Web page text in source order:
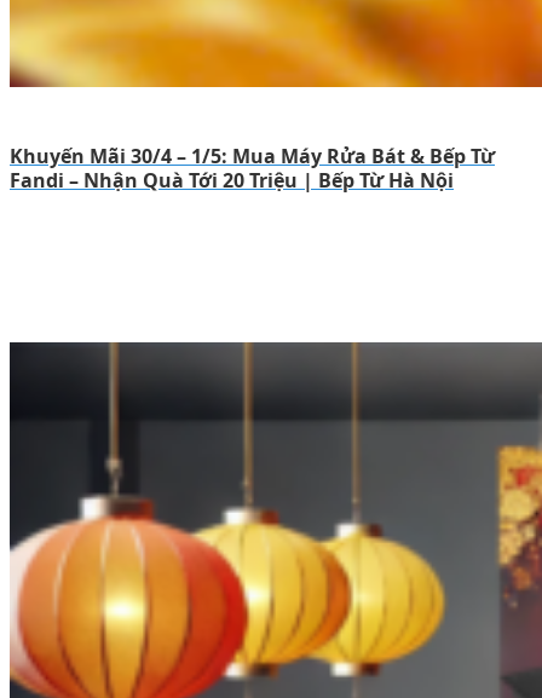
Khuyến Mãi 30/4 – 1/5: Mua Máy Rửa Bát & Bếp Từ
Fandi – Nhận Quà Tới 20 Triệu | Bếp Từ Hà Nội